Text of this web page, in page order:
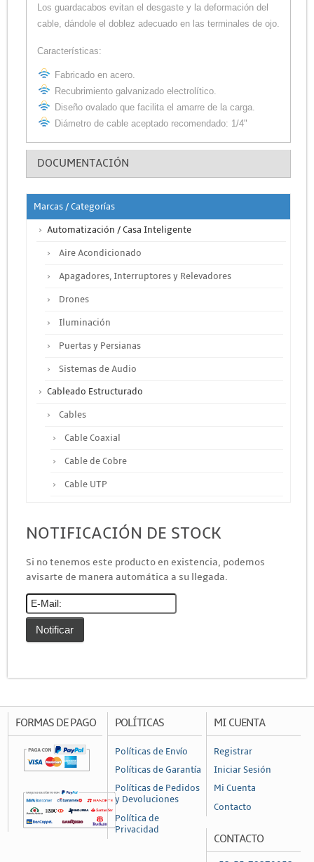
Los guardacabos evitan el desgaste y la deformación del
cable, dándole el doblez adecuado en las terminales de ojo.
Características:
Fabricado en acero.
Recubrimiento galvanizado electrolítico.
Diseño ovalado que facilita el amarre de la carga.
Diámetro de cable aceptado recomendado: 1/4"
DOCUMENTACIÓN
Marcas / Categorías
Automatización / Casa Inteligente
Aire Acondicionado
Apagadores, Interruptores y Relevadores
Drones
Iluminación
Puertas y Persianas
Sistemas de Audio
Cableado Estructurado
Cables
Cable Coaxial
Cable de Cobre
Cable UTP
Canalización y Soporte
Cajas de Distribución
Conectores Coaxiales
Conectores de RF
Conectores RJ45 / RJ11
Otros Conectores y Accesorios
Convertidores y Adaptadores
NOTIFICACIÓN DE STOCK
Si no tenemos este producto en existencia, podemos
avisarte de manera automática a su llegada.
FORMAS DE PAGO POLÍTICAS
Políticas de Envío
Políticas de Garantía
Políticas de Pedidos
y Devoluciones
Política de
Privacidad
MI CUENTA
Registrar
Iniciar Sesión
Mi Cuenta
Contacto
CONTACTO